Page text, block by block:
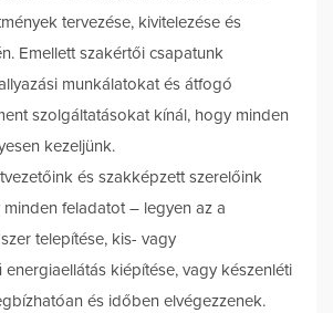
tervezése, kivitelezése és
Emellett szakértői csapatunk
munkálatokat és átfogó
szolgáltatásokat kínál, hogy minden
kezeljünk.
és szakképzett szerelőink
feladatot – legyen az a
telepítése, kis- vagy
kiépítése, vagy készenléti
és időben elvégezzenek.